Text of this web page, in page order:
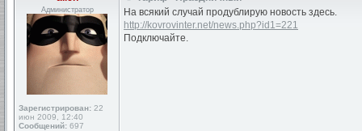
Администратор
Зарегистрирован: 22
июн 2009, 12:40
Сообщений: 697
На всякий случай продублирую новость здесь.
http://kovrovinter.net/news.php?id1=221
Подключайте.